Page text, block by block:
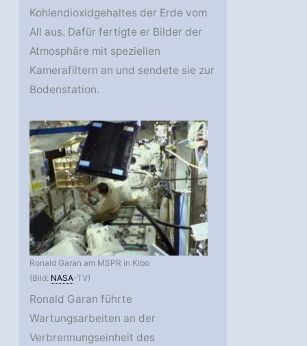
Kohlendioxidgehaltes der Erde vom
All aus. Dafür fertigte er Bilder der
Atmosphäre mit speziellen
Kamerafiltern an und sendete sie zur
Bodenstation.
Ronald Garan am MSPR in Kibo
(Bild: NASA-TV)
Ronald Garan führte
Wartungsarbeiten an der
Verbrennungseinheit des